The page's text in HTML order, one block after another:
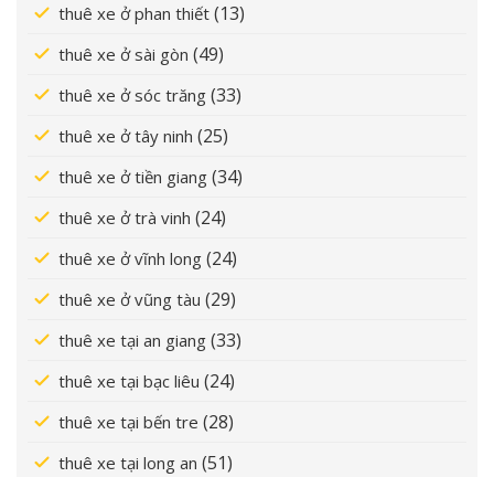
thuê xe ở phan thiết (13)
thuê xe ở sài gòn (49)
thuê xe ở sóc trăng (33)
thuê xe ở tây ninh (25)
thuê xe ở tiền giang (34)
thuê xe ở trà vinh (24)
thuê xe ở vĩnh long (24)
thuê xe ở vũng tàu (29)
thuê xe tại an giang (33)
thuê xe tại bạc liêu (24)
thuê xe tại bến tre (28)
thuê xe tại long an (51)